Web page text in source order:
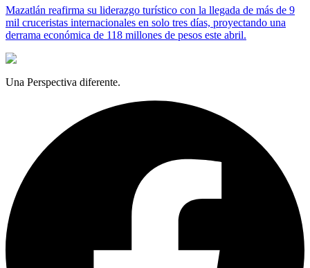
Mazatlán reafirma su liderazgo turístico con la llegada de más de 9
mil cruceristas internacionales en solo tres días, proyectando una
derrama económica de 118 millones de pesos este abril.
Una Perspectiva diferente.